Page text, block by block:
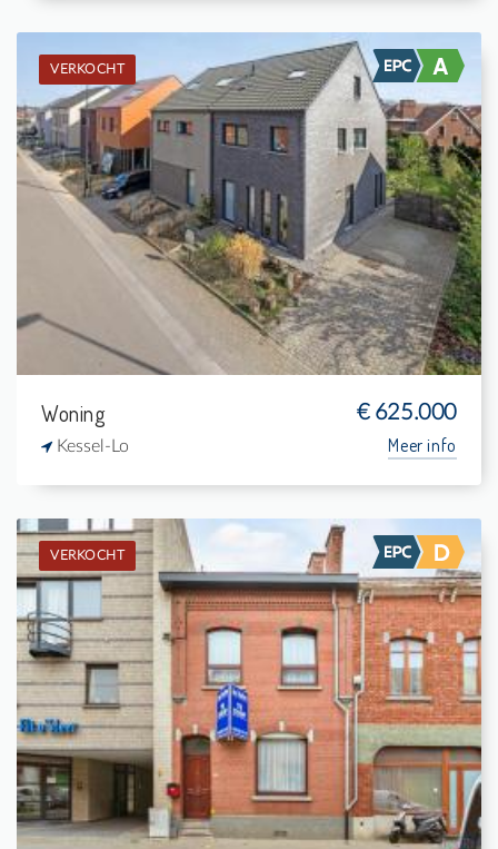
VERKOCHT
Verkocht: Woning
3
313 m²
1
175 m²
Woning € 625.000
Kessel-Lo Meer info
VERKOCHT
Verkocht: Woning
3
310 m²
1
166 m²